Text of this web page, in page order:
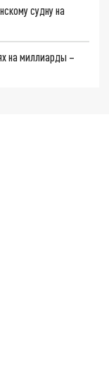
судну на
на миллиарды –